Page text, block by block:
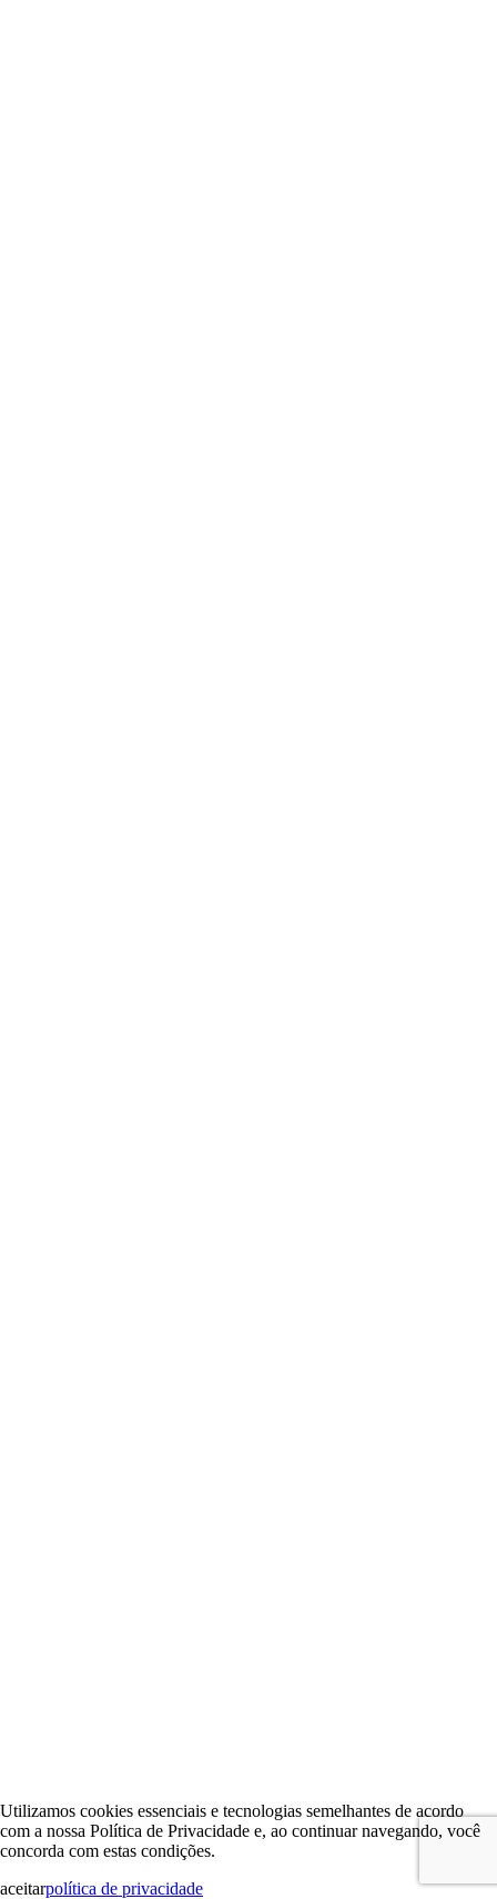
Utilizamos cookies essenciais e tecnologias semelhantes de acordo
com a nossa Política de Privacidade e, ao continuar navegando, você
concorda com estas condições.
aceitarpolítica de privacidade